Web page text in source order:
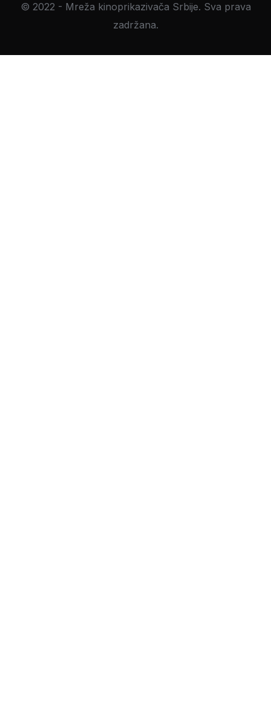
© 2022 - Mreža kinoprikazivača Srbije. Sva prava
zadržana.